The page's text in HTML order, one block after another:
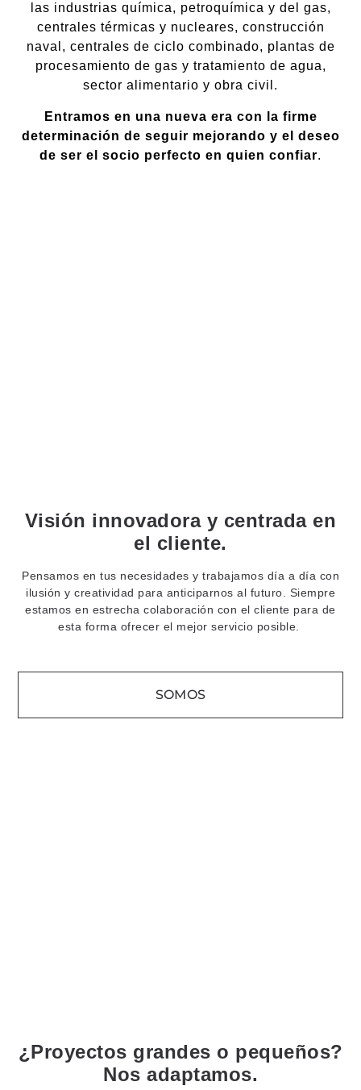
las industrias química, petroquímica y del gas,
centrales térmicas y nucleares, construcción
naval, centrales de ciclo combinado, plantas de
procesamiento de gas y tratamiento de agua,
sector alimentario y obra civil.
Entramos en una nueva era con la firme
determinación de seguir mejorando y el deseo
de ser el socio perfecto en quien confiar.
Visión innovadora y centrada en
el cliente.
Pensamos en tus necesidades y trabajamos día a día con
ilusión y creatividad para anticiparnos al futuro. Siempre
estamos en estrecha colaboración con el cliente para de
esta forma ofrecer el mejor servicio posible.
SOMOS
¿Proyectos grandes o pequeños?
Nos adaptamos.